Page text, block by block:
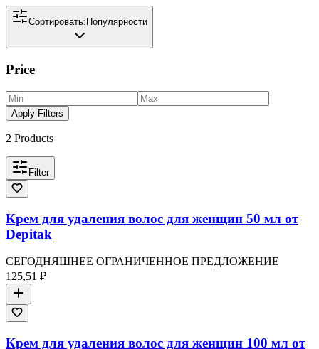
Сортировать: Популярности
Price
Apply Filters
2 Products
Filter
Крем для удаления волос для женщин 50 мл от
Depitak
СЕГОДНЯШНЕЕ ОГРАНИЧЕННОЕ ПРЕДЛОЖЕНИЕ
125,51 ₽
Крем для удаления волос для женщин 100 мл от